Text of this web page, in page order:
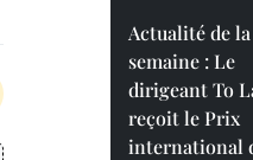
Actualité de la
semaine : Le
dirigeant To
reçoit le Prix
international